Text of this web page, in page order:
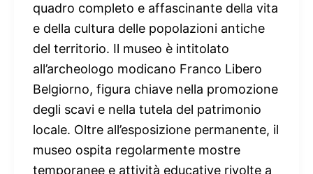
quadro completo e affascinante della vita
e della cultura delle popolazioni antiche
del territorio. Il museo è intitolato
all’archeologo modicano Franco Libero
Belgiorno, figura chiave nella promozione
degli scavi e nella tutela del patrimonio
locale. Oltre all’esposizione permanente, il
museo ospita regolarmente mostre
temporanee e attività educative rivolte a